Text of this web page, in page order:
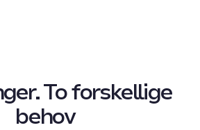
To forskellige
behov